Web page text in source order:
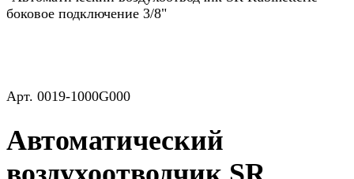
боковое подключение 3/8"
Арт. 0019-1000G000
Автоматический